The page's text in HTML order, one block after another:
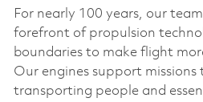
For nearly 100 years, our
forefront of propulsion
boundaries to make flight
Our engines support
transporting people and